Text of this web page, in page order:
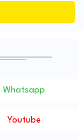
Whatsapp
Youtube